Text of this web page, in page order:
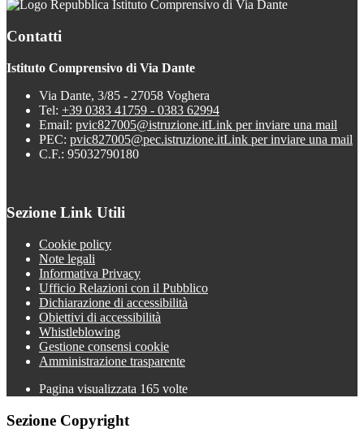
Istituto Comprensivo di Via Dante
Contatti
Istituto Comprensivo di Via Dante
Via Dante, 3/85 - 27058 Voghera
Tel: +39 0383 41759 - 0383 62994
Email: pvic827005@istruzione.itLink per inviare una mail
PEC: pvic827005@pec.istruzione.itLink per inviare una mail
C.F.: 95032790180
Sezione Link Utili
Cookie policy
Note legali
Informativa Privacy
Ufficio Relazioni con il Pubblico
Dichiarazione di accessibilità
Obiettivi di accessibilità
Whistleblowing
Gestione consensi cookie
Amministrazione trasparente
Pagina visualizzata 165 volte
Sezione Copyright